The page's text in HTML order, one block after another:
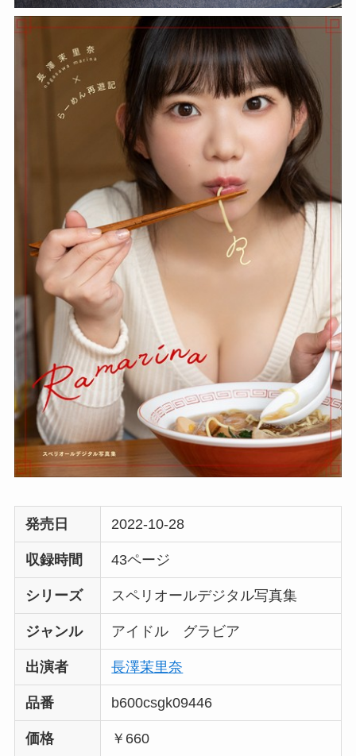
発売日 2022-10-28
収録時間 43ページ
シリーズ スペリオールデジタル写真集
ジャンル アイドル グラビア
出演者 長澤茉里奈
品番 b600csgk09446
価格 ￥660